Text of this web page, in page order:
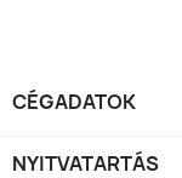
CÉGADATOK
NYITVATARTÁS